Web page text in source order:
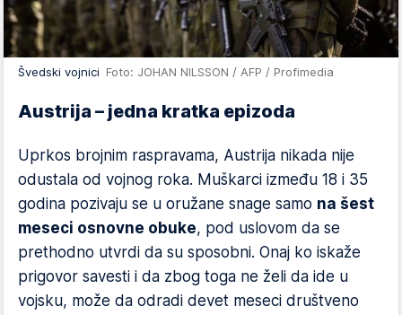
Švedski vojnici Foto: JOHAN NILSSON / AFP / Profimedia
Austrija – jedna kratka epizoda
Uprkos brojnim raspravama, Austrija nikada nije
odustala od vojnog roka. Muškarci između 18 i 35
godina pozivaju se u oružane snage samo na šest
meseci osnovne obuke, pod uslovom da se
prethodno utvrdi da su sposobni. Onaj ko iskaže
prigovor savesti i da zbog toga ne želi da ide u
vojsku, može da odradi devet meseci društveno